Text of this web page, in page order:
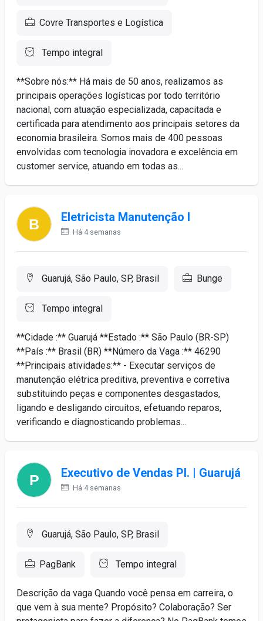
Covre Transportes e Logística
Tempo integral
**Sobre nós:** Há mais de 50 anos, realizamos as
principais operações logísticas por todo território
nacional, com atuação especializada, capacitada e
certificada para atendimento aos principais setores da
economia brasileira. Somos mais de 400 pessoas
envolvidas com tecnologia inovadora e excelência em
customer service, atuando em todas as...
Eletricista Manutenção I
Há 4 semanas
Guarujá, São Paulo, SP, Brasil Bunge
Tempo integral
**Cidade :** Guarujá **Estado :** São Paulo (BR-SP)
**País :** Brasil (BR) **Número da Vaga :** 46290
**Principais atividades:** - Executar serviços de
manutenção elétrica preditiva, preventiva e corretiva
substituindo peças e componentes desgastados,
ligando e desligando circuitos, efetuando reparos,
verificando e diagnosticando problemas...
Executivo de Vendas Pl. | Guarujá
Há 4 semanas
Guarujá, São Paulo, SP, Brasil
PagBank Tempo integral
Descrição da vaga Quando você pensa em carreira, o
que vem à sua mente? Propósito? Colaboração? Ser